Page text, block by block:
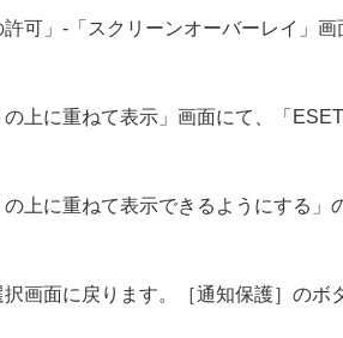
許可」-「スクリーンオーバーレイ」
の上に重ねて表示」画面にて、「
の上に重ねて表示できるようにする
画面に戻ります。［通知保護］のボ